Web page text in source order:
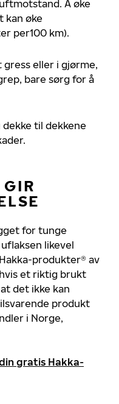
Å øke
kan øke
per100 km).
eller i gjørme,
bare sørg for å
dekke til dekkene
.
for tunge
likevel
produkter® av
et riktig brukt
det ikke kan
produkt
i Norge,
gratis Hakka-